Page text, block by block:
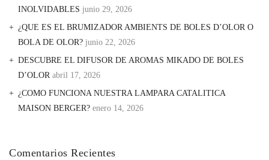
INOLVIDABLES junio 29, 2026
¿QUE ES EL BRUMIZADOR AMBIENTS DE BOLES D’OLOR O
BOLA DE OLOR? junio 22, 2026
DESCUBRE EL DIFUSOR DE AROMAS MIKADO DE BOLES
D’OLOR abril 17, 2026
¿COMO FUNCIONA NUESTRA LAMPARA CATALITICA
MAISON BERGER? enero 14, 2026
Comentarios Recientes